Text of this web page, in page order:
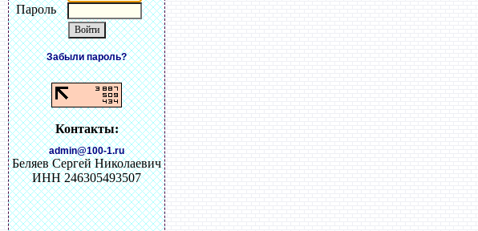
Пароль
Забыли пароль?
Контакты:
admin@100-1.ru
Беляев Сергей Николаевич
ИНН 246305493507